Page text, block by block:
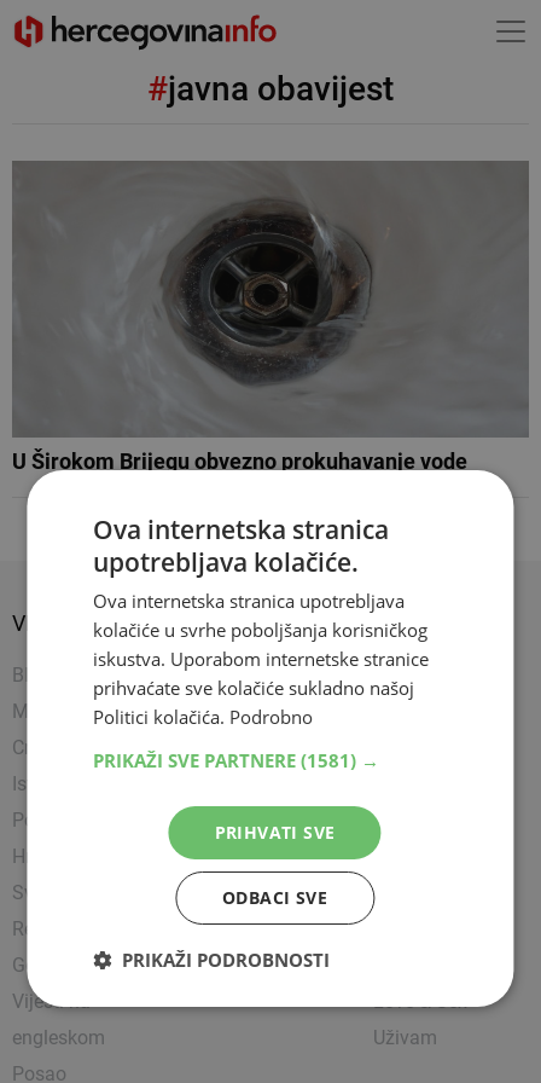
#javna obavijest
U Širokom Brijegu obvezno prokuhavanje vode
VIJESTI
BIH
Mostar
Crna kronika
Istražili smo
Politika
Hrvatska
Svijet
Religija
Gospodarstvo
Vijesti na
engleskom
Posao
SPORT
Nogomet
Košarka
Tenis
SHOW
Zanimljivosti
Čitam
Party
Love & Sex
Uživam
Ova internetska stranica
upotrebljava kolačiće.
Ova internetska stranica upotrebljava
kolačiće u svrhe poboljšanja korisničkog
iskustva. Uporabom internetske stranice
prihvaćate sve kolačiće sukladno našoj
Politici kolačića. Podrobno
PRIKAŽI SVE PARTNERE (1581) →
PRIHVATI SVE
ODBACI SVE
PRIKAŽI PODROBNOSTI